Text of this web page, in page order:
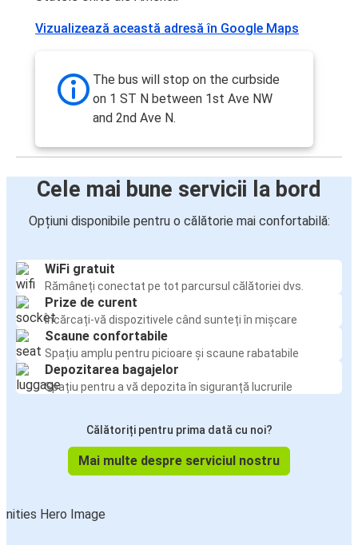
Vizualizează această adresă în Google Maps
The bus will stop on the curbside
on 1 ST N between 1st Ave NW
and 2nd Ave N.
Cele mai bune servicii la bord
Opțiuni disponibile pentru o călătorie mai confortabilă:
WiFi gratuit
Rămâneți conectat pe tot parcursul călătoriei dvs.
Prize de curent
Încărcați-vă dispozitivele când sunteți în mișcare
Scaune confortabile
Spațiu amplu pentru picioare și scaune rabatabile
Depozitarea bagajelor
Spațiu pentru a vă depozita în siguranță lucrurile
Călătoriți pentru prima dată cu noi?
Mai multe despre serviciul nostru